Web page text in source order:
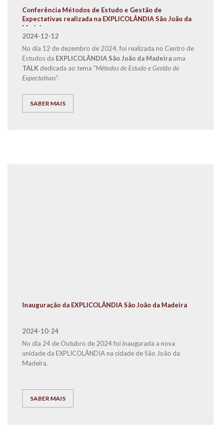
Conferência Métodos de Estudo e Gestão de
Expectativas realizada na EXPLICOLÂNDIA São João da
Madeira
2024-12-12
No dia 12 de dezembro de 2024, foi realizada no Centro de
Estudos da EXPLICOLÂNDIA São João da Madeirauma
TALK dedicada ao tema “Métodos de Estudo e Gestão de
Expectativas”.
SABER MAIS
Inauguração da EXPLICOLÂNDIA São João da Madeira
2024-10-24
No dia 24 de Outubro de 2024 foi inaugurada a nova
unidade da EXPLICOLÂNDIA na cidade de São João da
Madeira.
SABER MAIS